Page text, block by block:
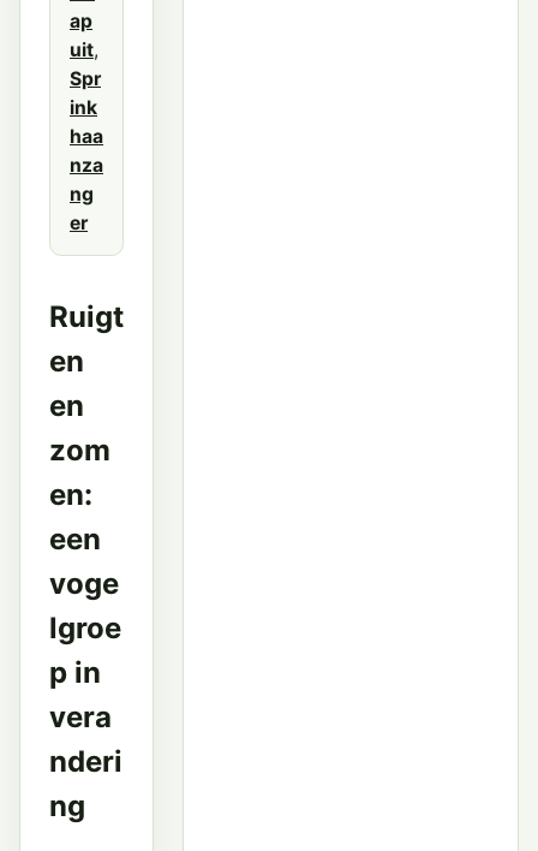
ap
uit,
Spr
ink
haa
nza
ng
er
Ruigt
en
en
zom
en:
een
voge
lgroe
p in
vera
nderi
ng